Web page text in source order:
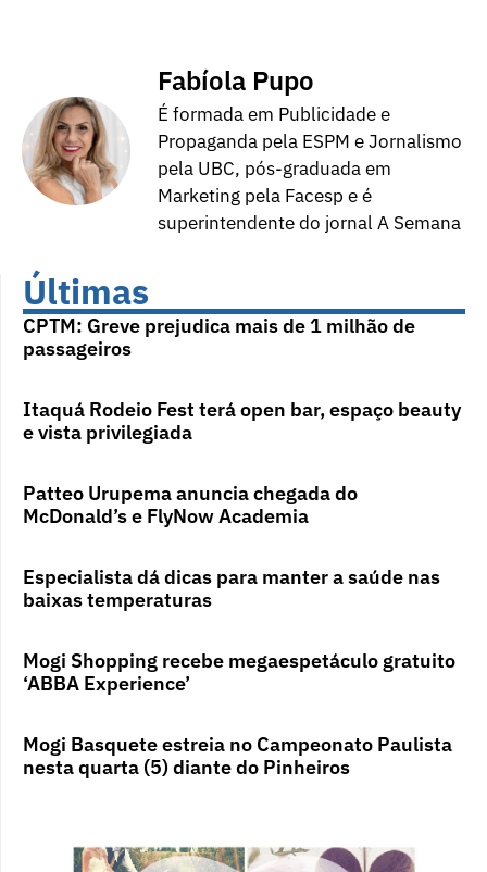
Fabíola Pupo
É formada em Publicidade e
Propaganda pela ESPM e Jornalismo
pela UBC, pós-graduada em
Marketing pela Facesp e é
superintendente do jornal A Semana
Últimas
CPTM: Greve prejudica mais de 1 milhão de
passageiros
Itaquá Rodeio Fest terá open bar, espaço beauty
e vista privilegiada
Patteo Urupema anuncia chegada do
McDonald’s e FlyNow Academia
Especialista dá dicas para manter a saúde nas
baixas temperaturas
Mogi Shopping recebe megaespetáculo gratuito
‘ABBA Experience’
Mogi Basquete estreia no Campeonato Paulista
nesta quarta (5) diante do Pinheiros